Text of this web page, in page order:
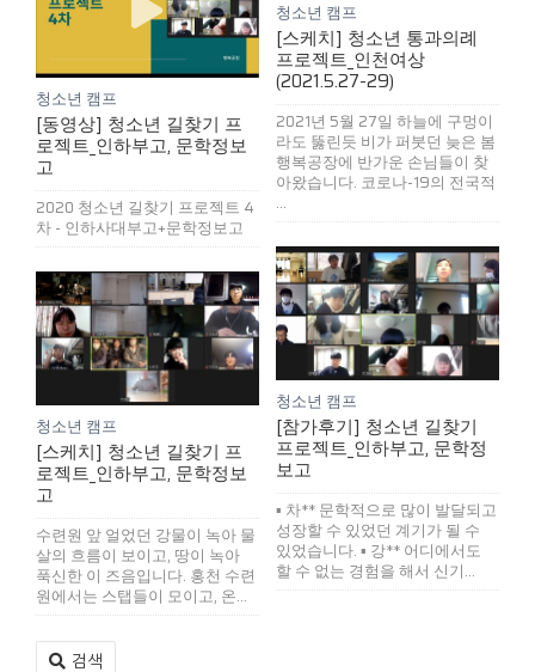
청소년 캠프
[스케치] 청소년 통과의례
프로젝트_인천여상
(2021.5.27-29)
2021년 5월 27일 하늘에 구멍이
라도 뚫린듯 비가 퍼붓던 늦은 봄
행복공장에 반가운 손님들이 찾
아왔습니다. 코로나-19의 전국적
...
청소년 캠프
[동영상] 청소년 길찾기 프
로젝트_인하부고, 문학정보
고
2020 청소년 길찾기 프로젝트 4
차 - 인하사대부고+문학정보고
청소년 캠프
[참가후기] 청소년 길찾기
프로젝트_인하부고, 문학정
보고
▪ 차** 문학적으로 많이 발달되고
성장할 수 있었던 계기가 될 수
있었습니다. ▪ 강** 어디에서도
할 수 없는 경험을 해서 신기...
청소년 캠프
[스케치] 청소년 길찾기 프
로젝트_인하부고, 문학정보
고
수련원 앞 얼었던 강물이 녹아 물
살의 흐름이 보이고, 땅이 녹아
푹신한 이 즈음입니다. 홍천 수련
원에서는 스탭들이 모이고, 온...
검색